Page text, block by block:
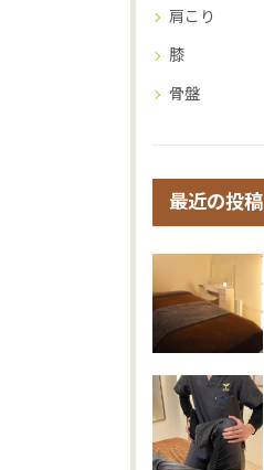
肩こり
膝
骨盤
最近の投稿